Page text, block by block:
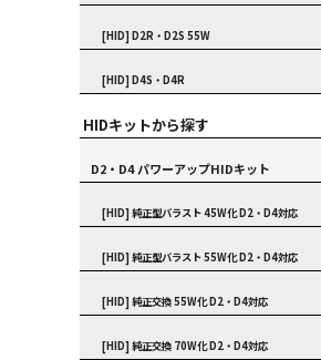
[HID] D2R・D2S 55W
[HID] D4S・D4R
HIDキットから探す
D2・D4 パワーアップHIDキット
[HID] 純正型バラスト 45W化 D2・D4対応
[HID] 純正型バラスト 55W化 D2・D4対応
[HID] 純正交換 55W化 D2・D4対応
[HID] 純正交換 70W化 D2・D4対応